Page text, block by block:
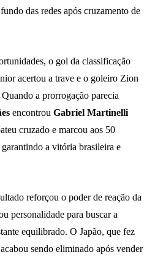
das redes após cruzamento de
o gol da classificação
acertou a trave e o goleiro Zion
a prorrogação parecia
encontrou Gabriel Martinelli
cruzado e marcou aos 50
a vitória brasileira e
reforçou o poder de reação da
personalidade para buscar a
equilibrado. O Japão, que fez
sendo eliminado após vender